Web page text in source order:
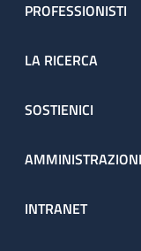
PROFESSIONISTI
LA RICERCA
SOSTIENICI
INTRANET